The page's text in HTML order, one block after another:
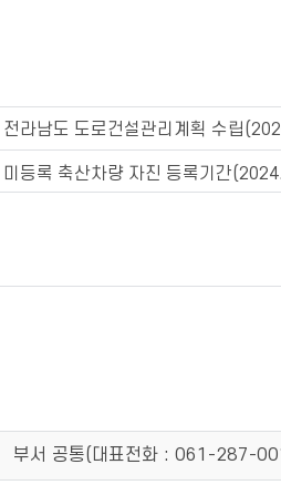
전라남도 도로건설관리계획 수립
미등록 축산차량 자진 등록기간
부서 공통( 대표전화 : 061-287-